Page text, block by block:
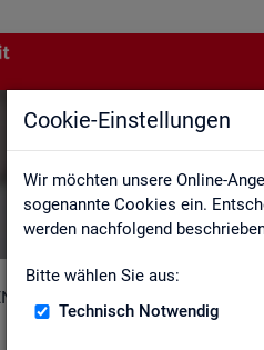
Cookie-Einstellungen
Wir möchten unsere Online-
sogenannte Cookies ein.
werden nachfolgend
Bitte wählen Sie aus:
Technisch Notwendig